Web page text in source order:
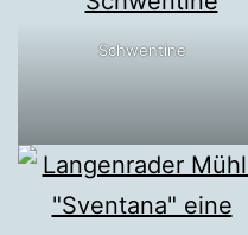
Schwentine